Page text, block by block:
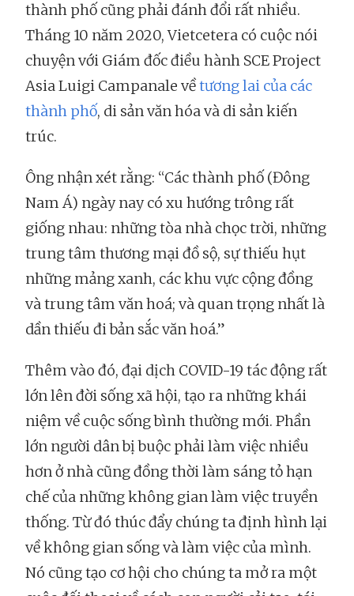
thành phố cũng phải đánh đổi rất nhiều.
Tháng 10 năm 2020, Vietcetera có cuộc nói
chuyện với Giám đốc điều hành SCE Project
Asia Luigi Campanale vềtương lai của các
thành phố, di sản văn hóa và di sản kiến
trúc.
Ông nhận xét rằng: “Các thành phố (Đông
Nam Á) ngày nay có xu hướng trông rất
giống nhau: những tòa nhà chọc trời, những
trung tâm thương mại đồ sộ, sự thiếu hụt
những mảng xanh, các khu vực cộng đồng
và trung tâm văn hoá; và quan trọng nhất là
dần thiếu đi bản sắc văn hoá.”
Thêm vào đó, đại dịch COVID-19 tác động rất
lớn lên đời sống xã hội, tạo ra những khái
niệm về cuộc sống bình thường mới. Phần
lớn người dân bị buộc phải làm việc nhiều
hơn ở nhà cũng đồng thời làm sáng tỏ hạn
chế của những không gian làm việc truyền
thống. Từ đó thúc đẩy chúng ta định hình lại
về không gian sống và làm việc của mình.
Nó cũng tạo cơ hội cho chúng ta mở ra một